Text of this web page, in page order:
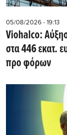
05/08/2026 - 19:13
Viohalco:
στα 446 εκατ.
προ φόρων